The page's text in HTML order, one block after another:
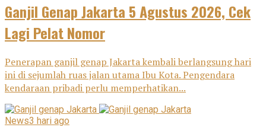
Ganjil Genap Jakarta 5 Agustus 2026, Cek
Lagi Pelat Nomor
Penerapan ganjil genap Jakarta kembali berlangsung hari
ini di sejumlah ruas jalan utama Ibu Kota. Pengendara
kendaraan pribadi perlu memperhatikan...
News3 hari ago